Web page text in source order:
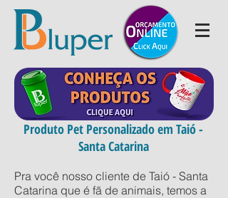
Produto Pet Personalizado em Taió -
Santa Catarina
Pra você nosso cliente de Taió - Santa
Catarina que é fã de animais, temos a